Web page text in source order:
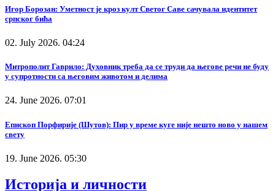
Игор Борозан: Уметност је кроз култ Светог Саве сачувала идентитет
српског бића
02. July 2026. 04:24
Митрополит Гаврило: Духовник треба да се труди да његове речи не буду
у супротности са његовим животом и делима
24. June 2026. 07:01
Епископ Порфирије (Шутов): Пир у време куге није нешто ново у нашем
свету
19. June 2026. 05:30
Историја и личности